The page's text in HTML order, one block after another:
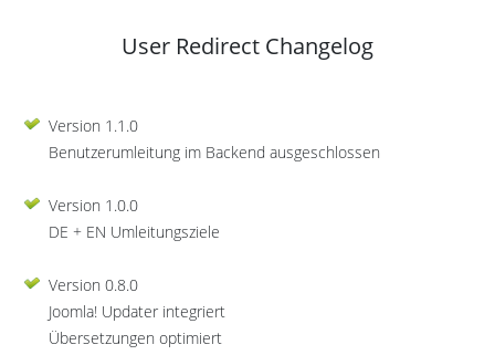
User Redirect Changelog
Version 1.1.0
Benutzerumleitung im Backend ausgeschlossen
Version 1.0.0
DE + EN Umleitungsziele
Version 0.8.0
Joomla! Updater integriert
Übersetzungen optimiert